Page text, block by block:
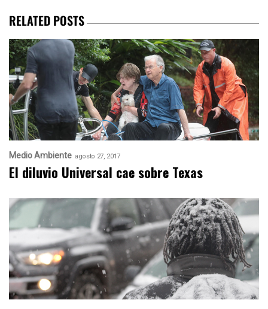
RELATED POSTS
Medio Ambiente agosto 27, 2017
El diluvio Universal cae sobre Texas